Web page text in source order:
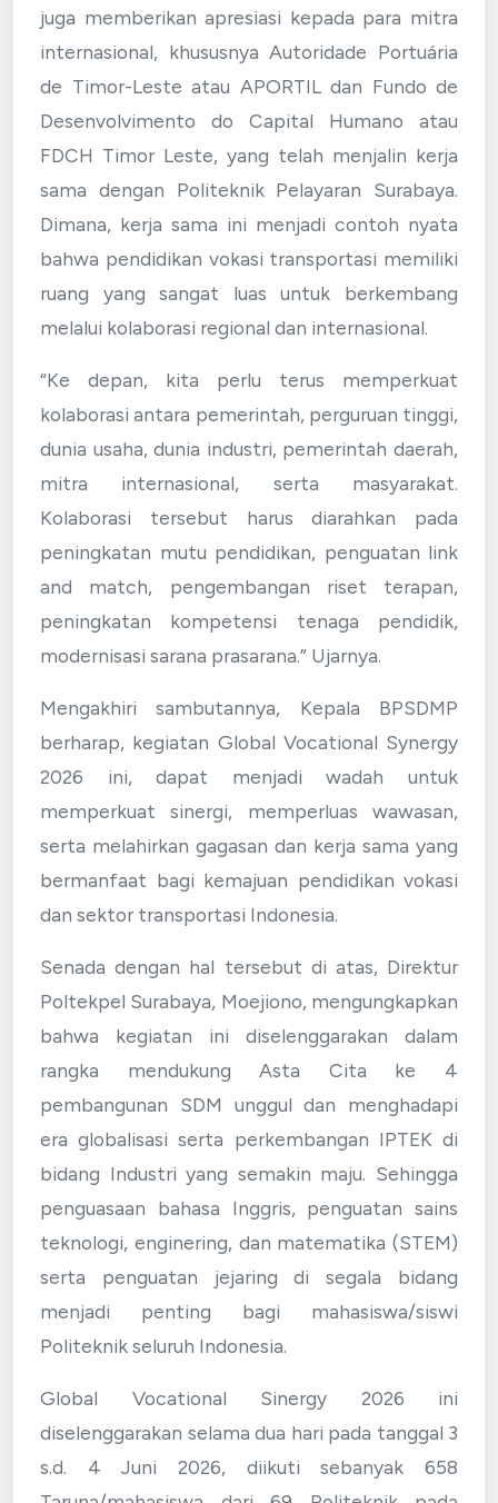
juga memberikan apresiasi kepada para mitra
internasional, khususnya Autoridade Portuária
de Timor-Leste atau APORTIL dan Fundo de
Desenvolvimento do Capital Humano atau
FDCH Timor Leste, yang telah menjalin kerja
sama dengan Politeknik Pelayaran Surabaya.
Dimana, kerja sama ini menjadi contoh nyata
bahwa pendidikan vokasi transportasi memiliki
ruang yang sangat luas untuk berkembang
melalui kolaborasi regional dan internasional.
“Ke depan, kita perlu terus memperkuat
kolaborasi antara pemerintah, perguruan tinggi,
dunia usaha, dunia industri, pemerintah daerah,
mitra internasional, serta masyarakat.
Kolaborasi tersebut harus diarahkan pada
peningkatan mutu pendidikan, penguatan link
and match, pengembangan riset terapan,
peningkatan kompetensi tenaga pendidik,
modernisasi sarana prasarana.” Ujarnya.
Mengakhiri sambutannya, Kepala BPSDMP
berharap, kegiatan Global Vocational Synergy
2026 ini, dapat menjadi wadah untuk
memperkuat sinergi, memperluas wawasan,
serta melahirkan gagasan dan kerja sama yang
bermanfaat bagi kemajuan pendidikan vokasi
dan sektor transportasi Indonesia.
Senada dengan hal tersebut di atas, Direktur
Poltekpel Surabaya, Moejiono, mengungkapkan
bahwa kegiatan ini diselenggarakan dalam
rangka mendukung Asta Cita ke 4
pembangunan SDM unggul dan menghadapi
era globalisasi serta perkembangan IPTEK di
bidang Industri yang semakin maju. Sehingga
penguasaan bahasa Inggris, penguatan sains
teknologi, enginering, dan matematika (STEM)
serta penguatan jejaring di segala bidang
menjadi penting bagi mahasiswa/siswi
Politeknik seluruh Indonesia.
Global Vocational Sinergy 2026 ini
diselenggarakan selama dua hari pada tanggal 3
s.d. 4 Juni 2026, diikuti sebanyak 658